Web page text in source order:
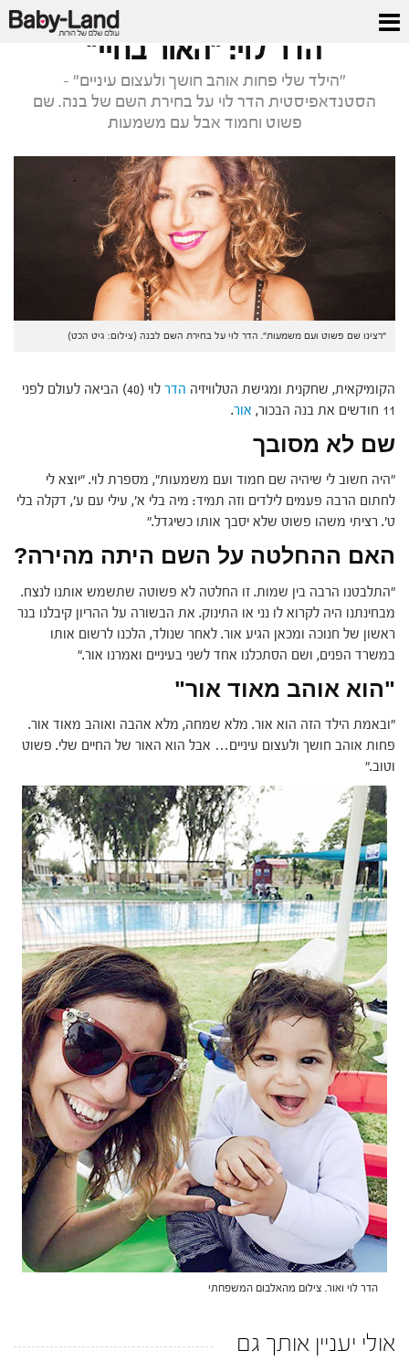
דף הבית
הדר לוי: "האור בחיי"
"הילד שלי פחות אוהב חושך ולעצום עיניים" -
הסטנדאפיסטית הדר לוי על בחירת השם של בנה. שם
פשוט וחמוד אבל עם משמעות
"רצינו שם פשוט ועם משמעות". הדר לוי על בחירת השם לבנה (צילום: גיט הכט)
הקומיקאית, שחקנית ומגישת הטלוויזיה הדר
לוי (40) הביאה לעולם לפני
11 חודשים את בנה הבכור,
אור.
שם לא מסובך
"היה חשוב לי שיהיה שם חמוד ועם משמעות", מספרת לוי. "יוצא לי
לחתום הרבה פעמים לילדים וזה תמיד: מיה בלי א', עילי עם ע', דקלה בלי
ט'. רציתי משהו פשוט שלא יסבך אותו כשיגדל."
האם ההחלטה על השם היתה מהירה?
"התלבטנו הרבה בין שמות. זו החלטה לא פשוטה שתשמש אותנו לנצח.
מבחינתנו היה לקרוא לו נני או התינוק. את הבשורה על ההריון קיבלנו בנר
ראשון של חנוכה ומכאן הגיע אור. לאחר שנולד, הלכנו לרשום אותו
במשרד הפנים, ושם הסתכלנו אחד לשני בעיניים ואמרנו אור."
"הוא אוהב מאוד אור"
"ובאמת הילד הזה הוא אור. מלא שמחה, מלא אהבה ואוהב מאוד אור.
פחות אוהב חושך ולעצום עיניים… אבל הוא האור של החיים שלי. פשוט
וטוב."
הדר לוי ואור. צילום מהאלבום המשפחתי
אולי יעניין אותך גם